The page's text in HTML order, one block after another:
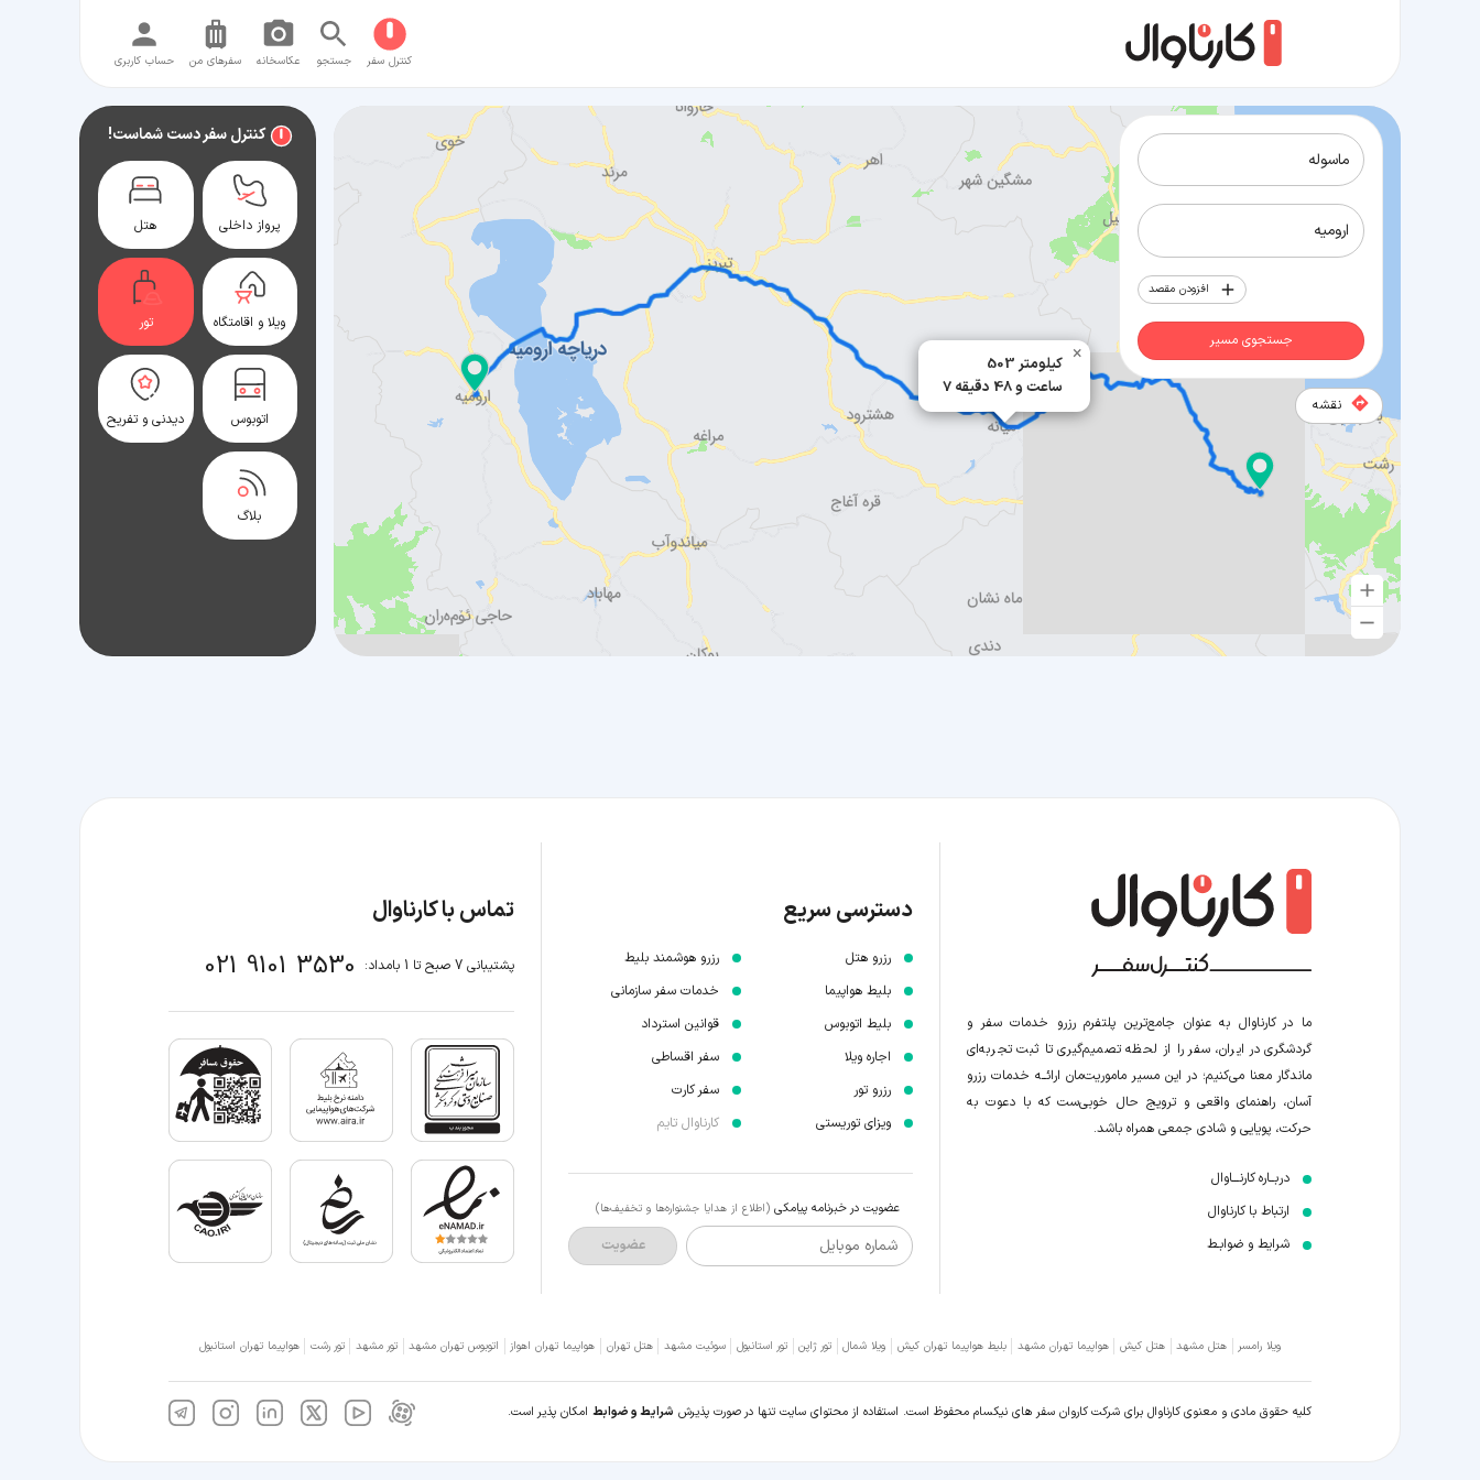
کنترل سفر جستجو عکاسخانه سفر‌های من حساب کاربری
503 کیلومتر
7 ساعت و 48 دقیقه
×
افزودن مقصد
جستجوی مسیر
نقشه
کنترل سفر دست شماست!
پرواز داخلی هتل
ویلا و اقامتگاه تور
اتوبوس دیدنی و تفریح
بلاگ
ما در کارناوال به عنوان جامع‌ترین پلتفرم رزرو خدمات سفر و
گردشگری در ایران، سفر را از لحظه‌ تصمیم‌گیری تا ثبت تجربه‌ای
ماندگار معنا می‌کنیم؛ در این مسیر‍ ماموریت‌مان اراﺋــﻪ خدمات رزرو
آسان، راهنمای واقعی و ترویج حال خوبی‌ست که با دعوت به
حرکت، پویایی و شادی جمعی همراه باشد.
دربــاره کارنـــاوال
ارتباط با کارناوال
شرایط و ضوابـط
دسترسی سریع
رزرو هتل
بلیط هواپیما
بلیط اتوبوس
اجاره ویلا
رزرو تور
ویزای توریستی
رزرو هوشمند بلیط
خدمات سفر سازمانی
قوانین استرداد
سفر اقساطی
سفر کارت
کارناوال تایم
عضویت در خبرنامه پیامکی (اطلاع از هدایا جشنواره‌ها و تخفیف‌ها)
شماره موبایل عضویت
تماس با کارناوال
پشتیبانی 7 صبح تا 1 بامداد: 021 9101 3530
ویلا رامسر هتل مشهد هتل کیش هواپیما تهران مشهد بلیط هواپیما تهران کیش ویلا شمال تور ژاپن تور استانبول سوئیت مشهد هتل تهران هواپیما تهران اهواز اتوبوس تهران مشهد تور مشهد تور رشت هواپیما تهران استانبول
کلیه حقوق مادی و معنوی کارناوال برای شرکت کاروان سفر های نیکسام محفوظ است. استفاده از محتوای سایت تنها در صورت پذیرش شرایط و ضوابط امکان پذیر است.